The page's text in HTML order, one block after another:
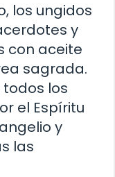
los ungidos
y
con aceite
sagrada.
todos los
el Espíritu
y
las